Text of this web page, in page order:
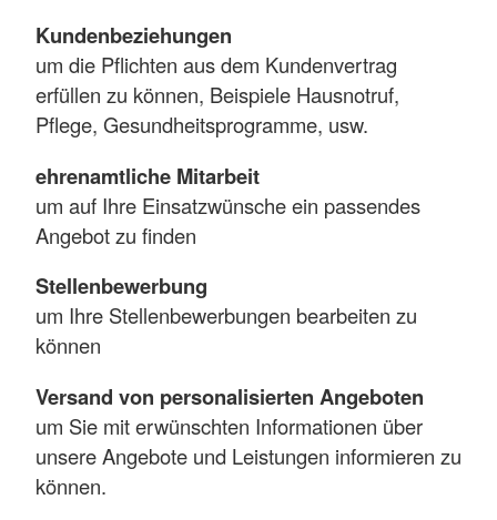
Kundenbeziehungen
um die Pflichten aus dem Kundenvertrag
erfüllen zu können, Beispiele Hausnotruf,
Pflege, Gesundheitsprogramme, usw.
ehrenamtliche Mitarbeit
um auf Ihre Einsatzwünsche ein passendes
Angebot zu finden
Stellenbewerbung
um Ihre Stellenbewerbungen bearbeiten zu
können
Versand von personalisierten Angeboten
um Sie mit erwünschten Informationen über
unsere Angebote und Leistungen informieren zu
können.